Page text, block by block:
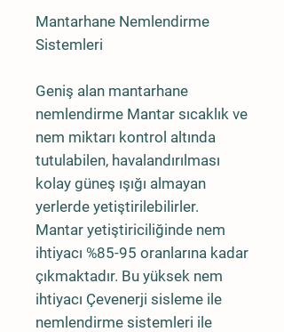
Mantarhane Nemlendirme
Sistemleri
Geniş alan mantarhane
nemlendirme Mantar sıcaklık ve
nem miktarı kontrol altında
tutulabilen, havalandırılması
kolay güneş ışığı almayan
yerlerde yetiştirilebilirler.
Mantar yetiştiriciliğinde nem
ihtiyacı %85-95 oranlarına kadar
çıkmaktadır. Bu yüksek nem
ihtiyacı Çevenerji sisleme ile
nemlendirme sistemleri ile